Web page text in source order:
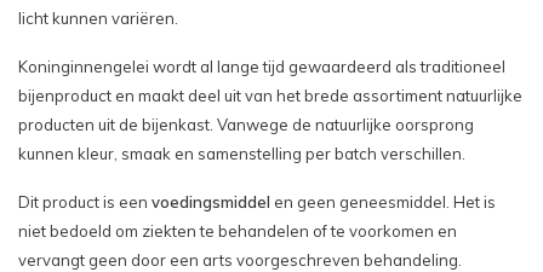
licht kunnen variëren.
Koninginnengelei wordt al lange tijd gewaardeerd als traditioneel
bijenproduct en maakt deel uit van het brede assortiment natuurlijke
producten uit de bijenkast. Vanwege de natuurlijke oorsprong
kunnen kleur, smaak en samenstelling per batch verschillen.
Dit product is een voedingsmiddel en geen geneesmiddel. Het is
niet bedoeld om ziekten te behandelen of te voorkomen en
vervangt geen door een arts voorgeschreven behandeling.